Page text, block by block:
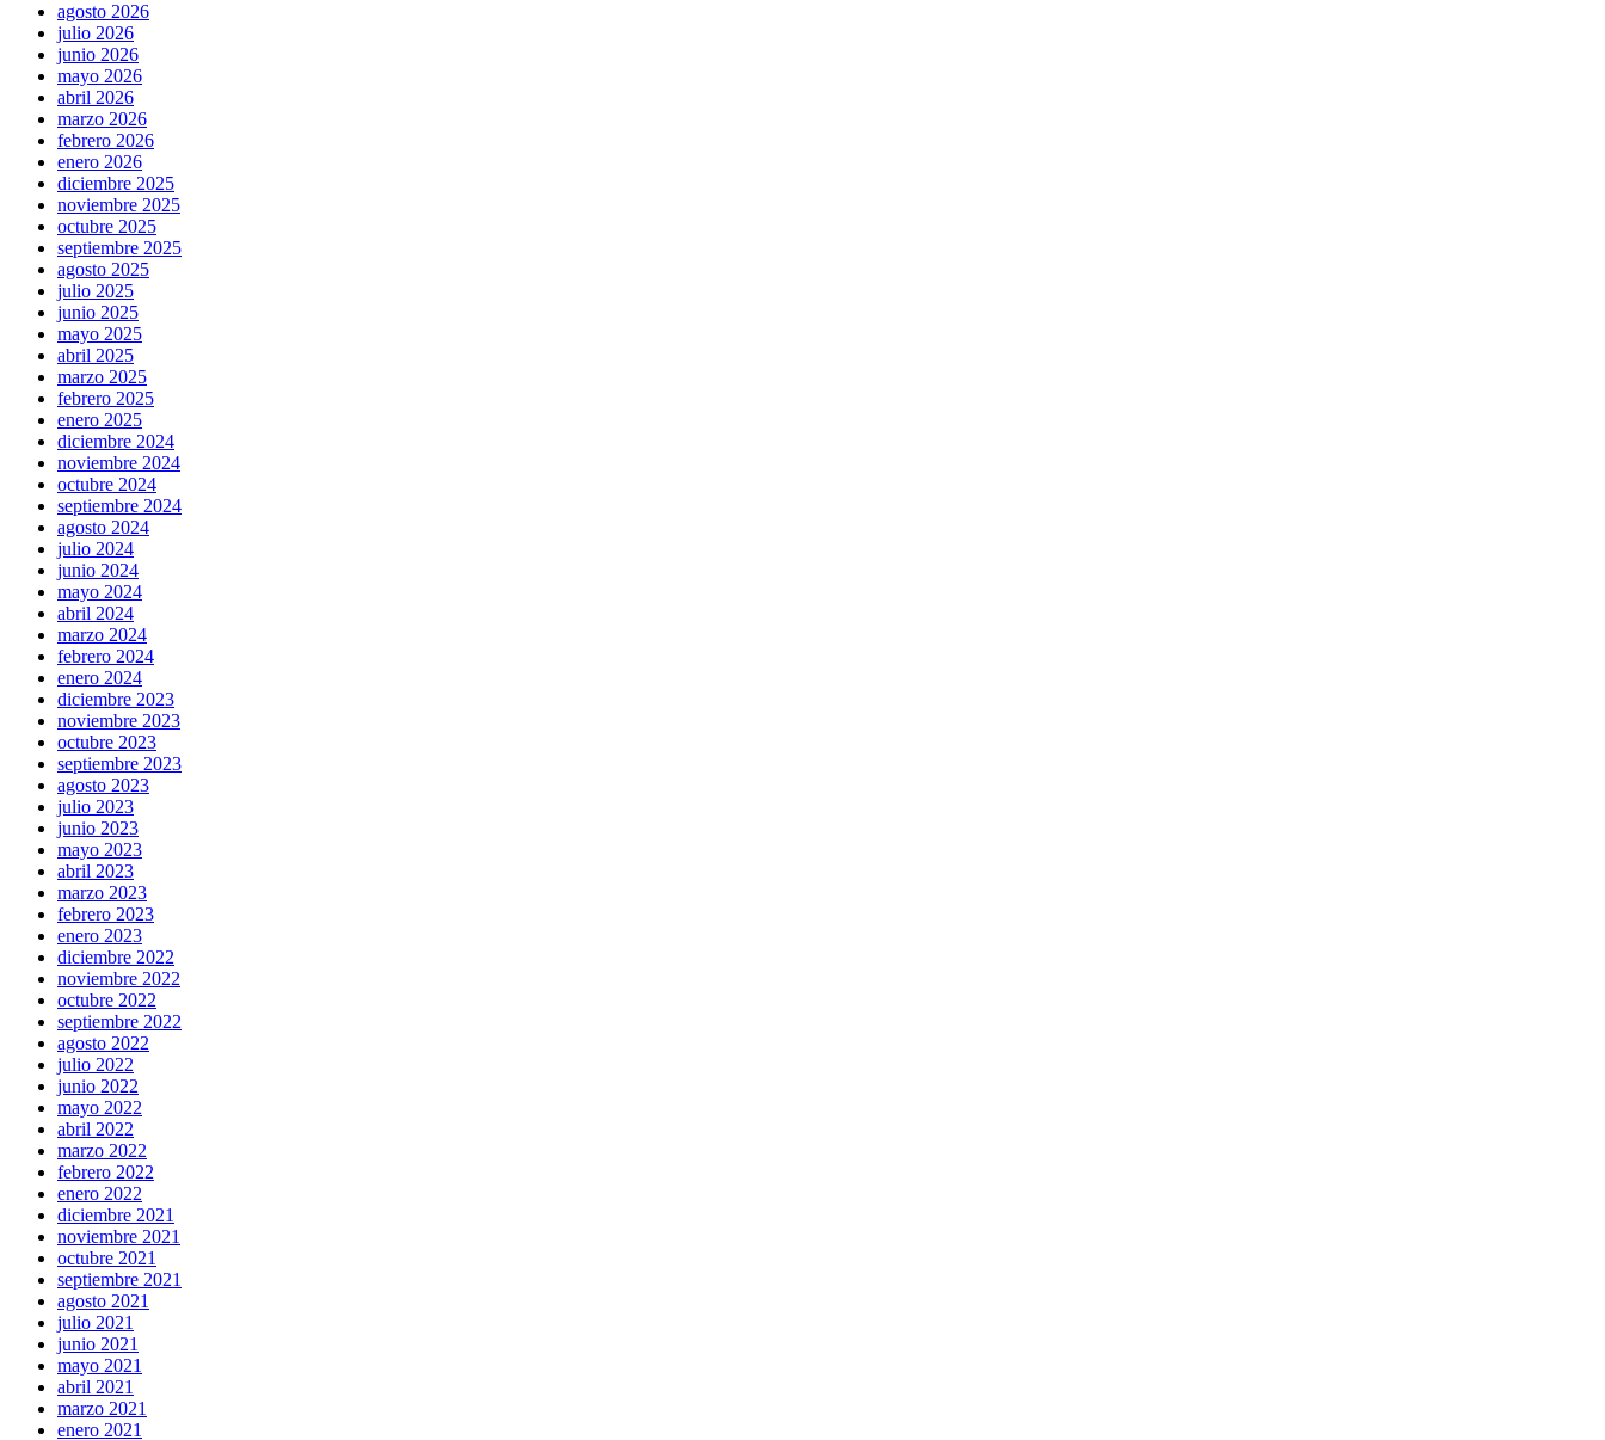
agosto 2026
julio 2026
junio 2026
mayo 2026
abril 2026
marzo 2026
febrero 2026
enero 2026
diciembre 2025
noviembre 2025
octubre 2025
septiembre 2025
agosto 2025
julio 2025
junio 2025
mayo 2025
abril 2025
marzo 2025
febrero 2025
enero 2025
diciembre 2024
noviembre 2024
octubre 2024
septiembre 2024
agosto 2024
julio 2024
junio 2024
mayo 2024
abril 2024
marzo 2024
febrero 2024
enero 2024
diciembre 2023
noviembre 2023
octubre 2023
septiembre 2023
agosto 2023
julio 2023
junio 2023
mayo 2023
abril 2023
marzo 2023
febrero 2023
enero 2023
diciembre 2022
noviembre 2022
octubre 2022
septiembre 2022
agosto 2022
julio 2022
junio 2022
mayo 2022
abril 2022
marzo 2022
febrero 2022
enero 2022
diciembre 2021
noviembre 2021
octubre 2021
septiembre 2021
agosto 2021
julio 2021
junio 2021
mayo 2021
abril 2021
marzo 2021
enero 2021